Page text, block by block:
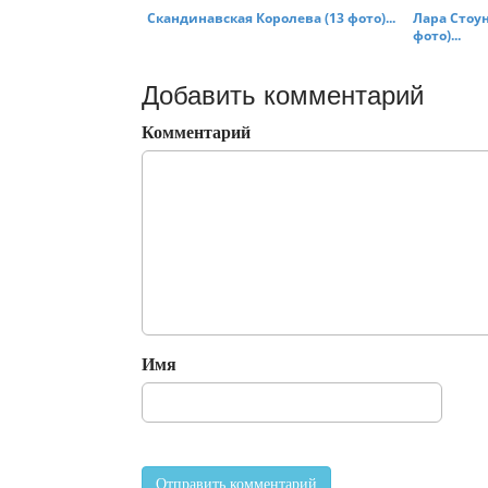
Скандинавская Королева (13 фото)...
Лара
фото)...
Добавить комментарий
Комментарий
Имя